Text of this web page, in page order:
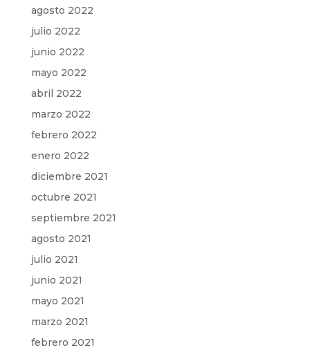
agosto 2022
julio 2022
junio 2022
mayo 2022
abril 2022
marzo 2022
febrero 2022
enero 2022
diciembre 2021
octubre 2021
septiembre 2021
agosto 2021
julio 2021
junio 2021
mayo 2021
marzo 2021
febrero 2021